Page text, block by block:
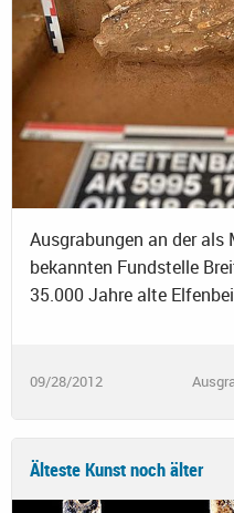
Ausgrabungen an der
bekannten Fundstelle
35.000 Jahre alte
09/28/2012
Älteste Kunst noch älter